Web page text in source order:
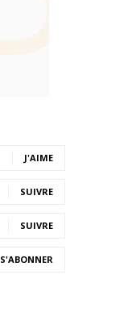
J'AIME
SUIVRE
SUIVRE
S'ABONNER